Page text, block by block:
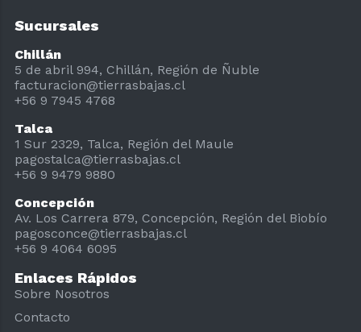
Sucursales
Chillán
5 de abril 994, Chillán, Región de Ñuble
facturacion@tierrasbajas.cl
+56 9 7945 4768
Talca
1 Sur 2329, Talca, Región del Maule
pagostalca@tierrasbajas.cl
+56 9 9479 9880
Concepción
Av. Los Carrera 879, Concepción, Región del Biobío
pagosconce@tierrasbajas.cl
+56 9 4064 6095
Enlaces Rápidos
Sobre Nosotros
Contacto